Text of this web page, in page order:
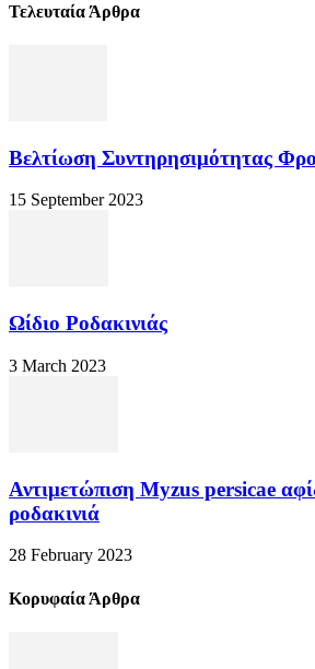
Τελευταία Άρθρα
Βελτίωση Συντηρησιμότητας
15 September 2023
Ωίδιο Ροδακινιάς
3 March 2023
Αντιμετώπιση Myzus persicae
ροδακινιά
28 February 2023
Κορυφαία Άρθρα